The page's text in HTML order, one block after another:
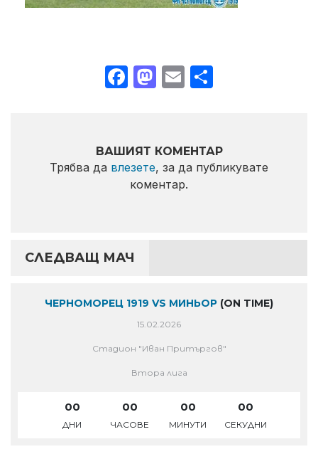
Facebook
Mastodon
Email
ВАШИЯТ КОМЕНТАР
Трябва да влезете, за да публикувате
коментар.
СЛЕДВАЩ МАЧ
ЧЕРНОМОРЕЦ 1919 VS МИНЬОР (ON TIME)
15.02.2026
Стадион "Иван Притъргов"
Втора лига
00
ДНИ
00
ЧАСОВЕ
00
МИНУТИ
00
СЕКУДНИ